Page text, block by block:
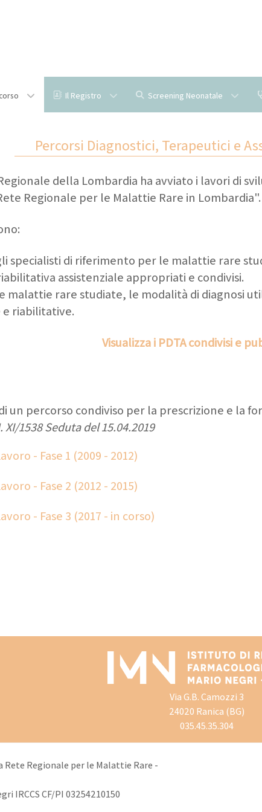
Il Registro Screening Neonatale
Percorsi Diagnostici, Terapeutici e
della Lombardia ha avviato i lavori di
Regionale per le Malattie Rare in Lombardia".
specialisti di riferimento per le malattie rare
assistenziale appropriati e condivisi.
malattie rare studiate, le modalità di diagnosi
e riabilitative.
Visualizza i PDTA condivisi e
un percorso condiviso per la prescrizione e la
1538 Seduta del 15.04.2019
- Fase 1 (2009 - 2012)
- Fase 2 (2012 - 2015)
- Fase 3 (2017 - in corso)
Via G.B. Camozzi 3
24020 Ranica (BG)
035.45.35.304
Regionale per le Malattie Rare -
IRCCS CF/PI 03254210150